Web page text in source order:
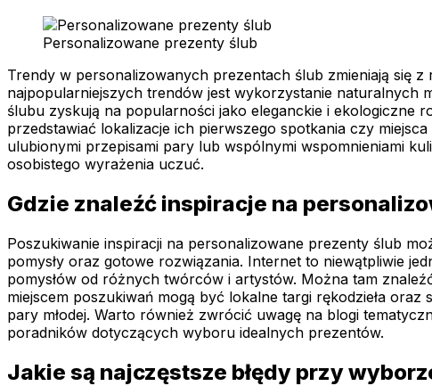
Personalizowane prezenty ślub
Trendy w personalizowanych prezentach ślub zmieniają się
najpopularniejszych trendów jest wykorzystanie naturalnych
ślubu zyskują na popularności jako eleganckie i ekologiczne
przedstawiać lokalizacje ich pierwszego spotkania czy
ulubionymi przepisami pary lub wspólnymi wspomnieniami
osobistego wyrażenia uczuć.
Gdzie znaleźć inspiracje na
Poszukiwanie inspiracji na personalizowane prezenty ślub
pomysły oraz gotowe rozwiązania. Internet to niewątpliwie
pomysłów od różnych twórców i artystów. Można tam
miejscem poszukiwań mogą być lokalne targi rękodzieła
pary młodej. Warto również zwrócić uwagę na blogi
poradników dotyczących wyboru idealnych prezentów.
Jakie są najczęstsze błędy przy